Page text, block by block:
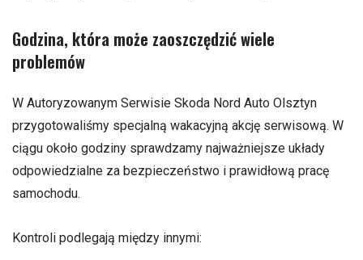
Godzina, która może zaoszczędzić wiele
problemów
W Autoryzowanym Serwisie Skoda Nord Auto Olsztyn
przygotowaliśmy specjalną wakacyjną akcję serwisową. W
ciągu około godziny sprawdzamy najważniejsze układy
odpowiedzialne za bezpieczeństwo i prawidłową pracę
samochodu.
Kontroli podlegają między innymi: